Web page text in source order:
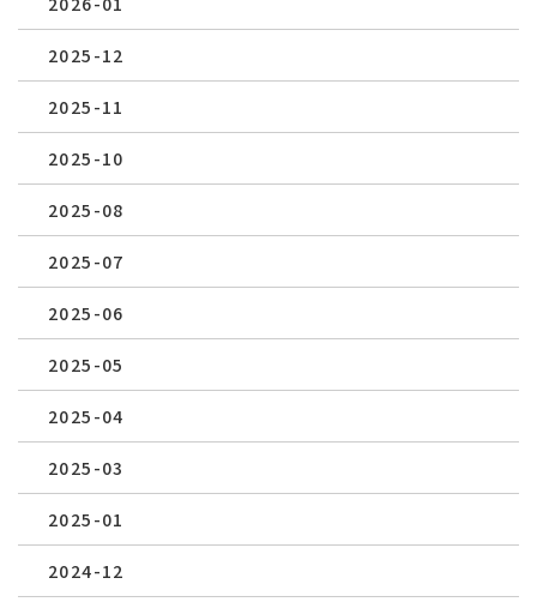
2025-12
2025-11
2025-10
2025-08
2025-07
2025-06
2025-05
2025-04
2025-03
2025-01
2024-12